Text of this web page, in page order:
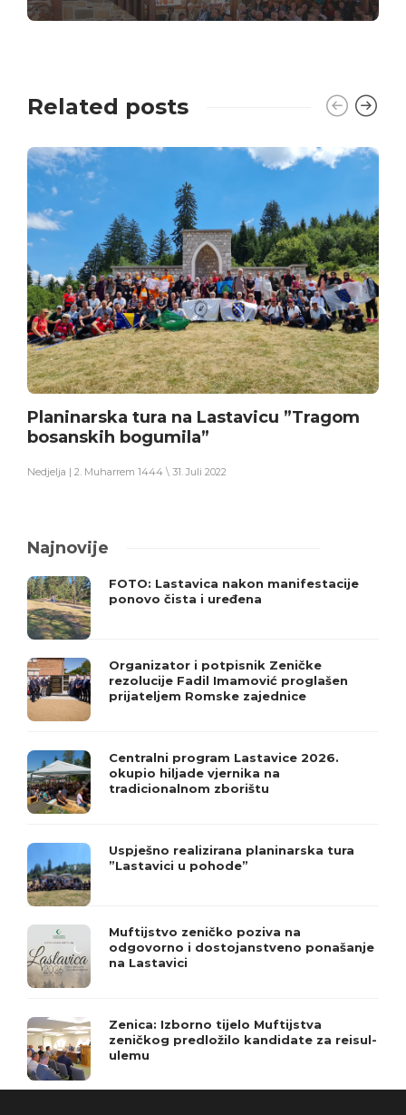
Related posts
Planinarska tura na Lastavicu ”Tragom
bosanskih bogumila”
Nedjelja | 2. Muharrem 1444 \ 31. Juli 2022
Najnovije
FOTO: Lastavica nakon manifestacije
ponovo čista i uređena
Organizator i potpisnik Zeničke
rezolucije Fadil Imamović proglašen
prijateljem Romske zajednice
Centralni program Lastavice 2026.
okupio hiljade vjernika na
tradicionalnom zborištu
Uspješno realizirana planinarska tura
”Lastavici u pohode”
Muftijstvo zeničko poziva na
odgovorno i dostojanstveno ponašanje
na Lastavici
Zenica: Izborno tijelo Muftijstva
zeničkog predložilo kandidate za reisul-
ulemu